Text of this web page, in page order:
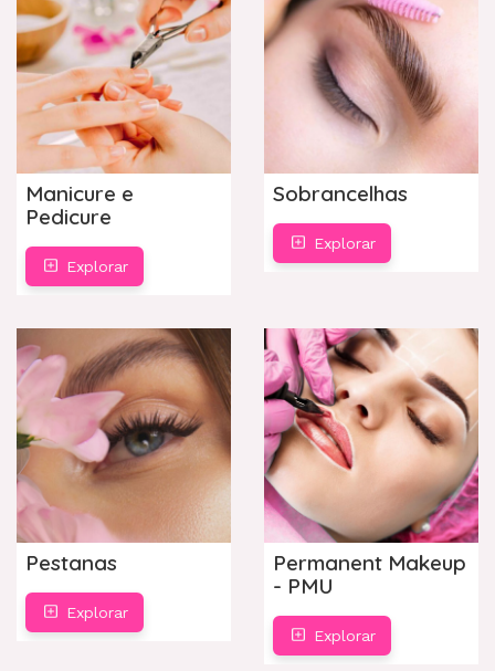
Manicure e
Pedicure
Explorar
Sobrancelhas
Explorar
Pestanas
Explorar
Permanent Makeup
- PMU
Explorar